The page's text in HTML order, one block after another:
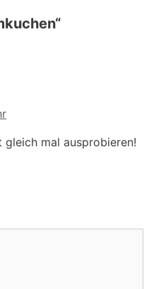
gleich mal ausprobieren!